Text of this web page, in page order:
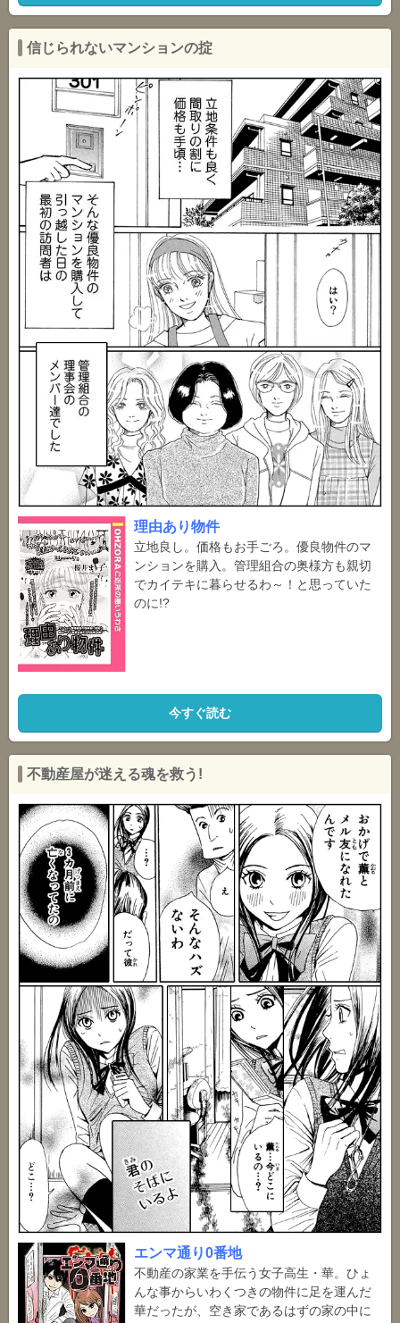
信じられないマンションの掟
理由あり物件
立地良し。価格もお手ごろ。優良物件のマ
ンションを購入。管理組合の奥様方も親切
でカイテキに暮らせるわ～！と思っていた
のに!?
今すぐ読む
不動産屋が迷える魂を救う!
エンマ通り0番地
不動産の家業を手伝う女子高生・華。ひょ
んな事からいわくつきの物件に足を運んだ
華だったが、空き家であるはずの家の中に